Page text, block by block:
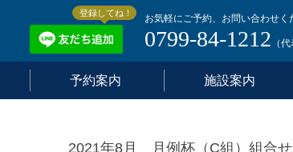
お気軽にご予約、お問い合わせく
0799-84-1212 （代
予約案内 施設案内
登録してね！
2021年8月 月例杯（C組）組合